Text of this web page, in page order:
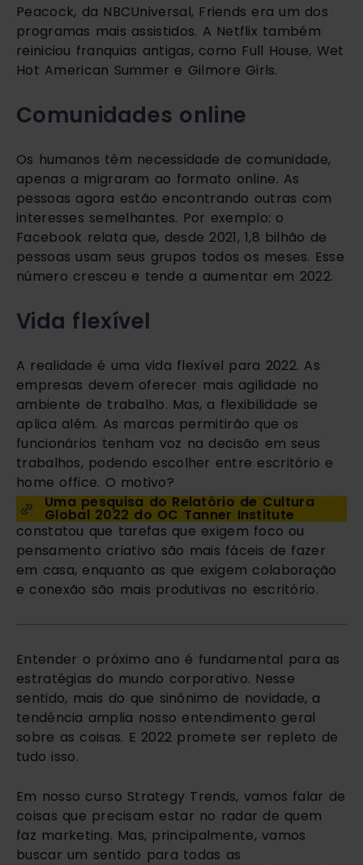
Peacock, da NBCUniversal, Friends era um dos
programas mais assistidos. A Netflix também
reiniciou franquias antigas, como Full House, Wet
Hot American Summer e Gilmore Girls.
Comunidades online
Os humanos têm necessidade de comunidade,
apenas a migraram ao formato online. As
pessoas agora estão encontrando outras com
interesses semelhantes. Por exemplo: o
Facebook relata que, desde 2021, 1,8 bilhão de
pessoas usam seus grupos todos os meses. Esse
número cresceu e tende a aumentar em 2022.
Vida flexível
A realidade é uma vida flexível para 2022. As
empresas devem oferecer mais agilidade no
ambiente de trabalho. Mas, a flexibilidade se
aplica além. As marcas permitirão que os
funcionários tenham voz na decisão em seus
trabalhos, podendo escolher entre escritório e
home office. O motivo?
Uma pesquisa do Relatório de Cultura
Global 2022 do OC Tanner Institute
constatou que tarefas que exigem foco ou
pensamento criativo são mais fáceis de fazer
em casa, enquanto as que exigem colaboração
e conexão são mais produtivas no escritório.
Entender o próximo ano é fundamental para as
estratégias do mundo corporativo. Nesse
sentido, mais do que sinônimo de novidade, a
tendência amplia nosso entendimento geral
sobre as coisas. E 2022 promete ser repleto de
tudo isso.
Em nosso curso Strategy Trends, vamos falar de
coisas que precisam estar no radar de quem
faz marketing. Mas, principalmente, vamos
buscar um sentido para todas as